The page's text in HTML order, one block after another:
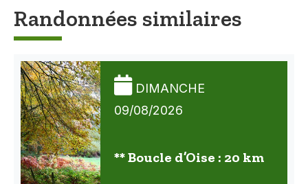
Randonnées similaires
DIMANCHE
09/08/2026
** Boucle d’Oise : 20 km